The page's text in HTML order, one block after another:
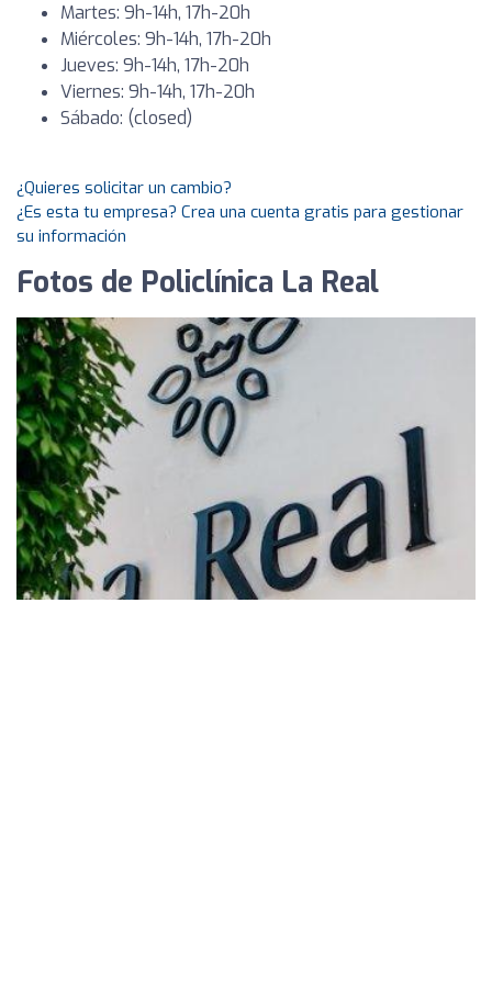
Martes: 9h-14h, 17h-20h
Miércoles: 9h-14h, 17h-20h
Jueves: 9h-14h, 17h-20h
Viernes: 9h-14h, 17h-20h
Sábado: (closed)
¿Quieres solicitar un cambio?
¿Es esta tu empresa? Crea una cuenta gratis para gestionar
su información
Fotos de Policlínica La Real